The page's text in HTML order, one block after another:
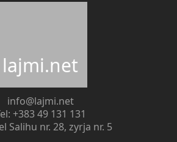
lajmi.net
info@lajmi.net
+383 49 131 131
Salihu nr. 28, zyrja nr. 5